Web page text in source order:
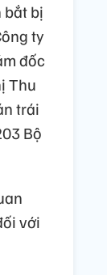
bắt bị
ty
đốc
Thu
trái
Bộ
với